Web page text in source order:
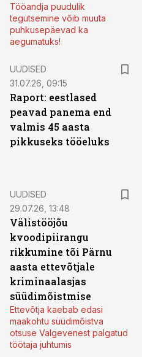
Tööandja puudulik
tegutsemine võib muuta
puhkusepäevad ka
aegumatuks!
UUDISED
31.07.26, 09:15
Raport: eestlased
peavad panema end
valmis 45 aasta
pikkuseks tööeluks
UUDISED
29.07.26, 13:48
Välistööjõu
kvoodipiirangu
rikkumine tõi Pärnu
aasta ettevõtjale
kriminaalasjas
süüdimõistmise
Ettevõtja kaebab edasi
maakohtu süüdimõistva
otsuse Valgevenest palgatud
töötaja juhtumis